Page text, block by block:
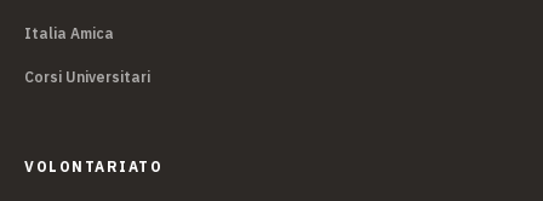
Italia Amica
Corsi Universitari
VOLONTARIATO